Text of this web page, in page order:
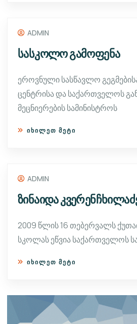
ADMIN
სასკოლო გამოფენა
ეროვნული სასწავლო
ცენტრისა და საქართველოს
მეცნიერების სამინისტროს
ᲘᲮᲘᲚᲔᲗ ᲛᲔᲢᲘ
ADMIN
ზინაიდა
2009 წლის 16 თებერვალს
სკოლას ეწვია საქართველოს
ᲘᲮᲘᲚᲔᲗ ᲛᲔᲢᲘ